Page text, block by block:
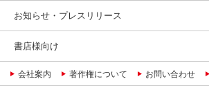
お知らせ・プレスリリース
書店様向け
会社案内 著作権について お問い合わせ